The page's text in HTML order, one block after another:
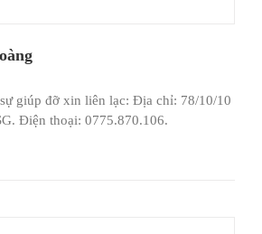
giúp đỡ xin liên lạc: Địa chỉ: 78/10/10
Điện thoại: 0775.870.106.